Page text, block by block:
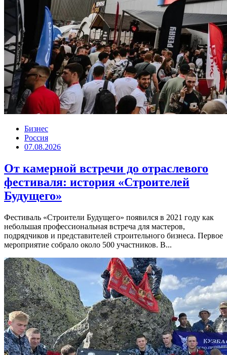
Бизнес
Россия
07.08.2026
От камерной встречи до отраслевого
фестиваля: история «Строителей
Будущего»
Фестиваль «Строители Будущего» появился в 2021 году как
небольшая профессиональная встреча для мастеров,
подрядчиков и представителей строительного бизнеса. Первое
мероприятие собрало около 500 участников. В...